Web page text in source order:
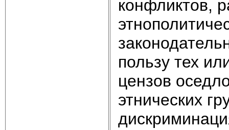
конфликтов,
пользу тех
цензов
этнических